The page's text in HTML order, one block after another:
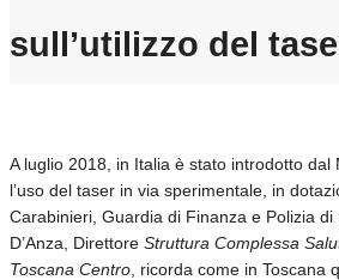
sull’utilizzo del
A luglio 2018, in Italia è stato introdotto dal
l’uso del taser in via sperimentale, in
Carabinieri, Guardia di Finanza e Polizia
D’Anza, Direttore Struttura Complessa
Toscana Centro , ricorda come in Toscana